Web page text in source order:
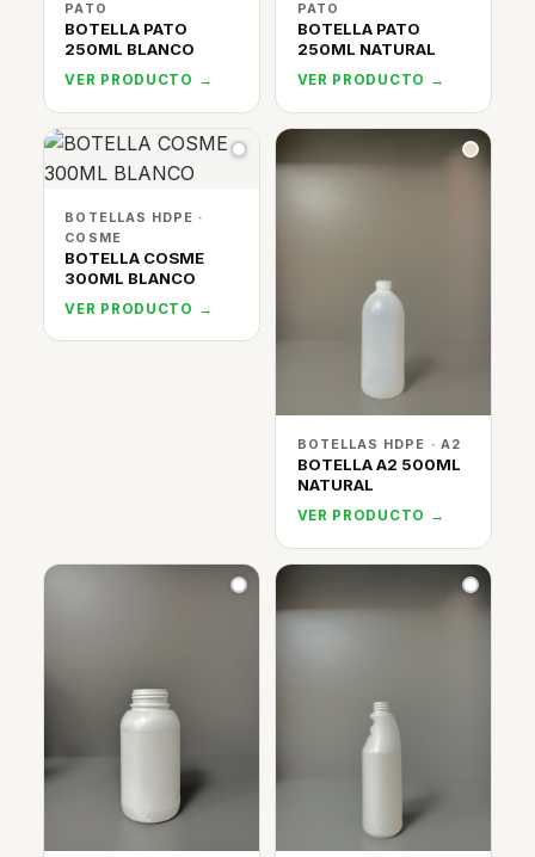
PATO
BOTELLA PATO
250ML BLANCO
VER PRODUCTO →
PATO
BOTELLA PATO
250ML NATURAL
VER PRODUCTO →
BOTELLAS HDPE ·
COSME
BOTELLA COSME
300ML BLANCO
VER PRODUCTO →
BOTELLAS HDPE · A2
BOTELLA A2 500ML
NATURAL
VER PRODUCTO →